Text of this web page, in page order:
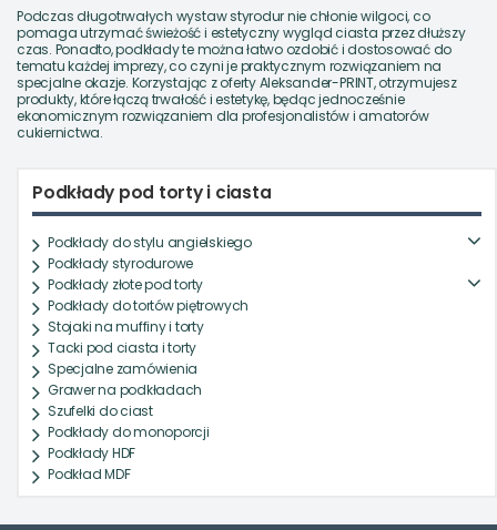
Podczas długotrwałych wystaw styrodur nie chłonie wilgoci, co
pomaga utrzymać świeżość i estetyczny wygląd ciasta przez dłuższy
czas. Ponadto, podkłady te można łatwo ozdobić i dostosować do
tematu każdej imprezy, co czyni je praktycznym rozwiązaniem na
specjalne okazje. Korzystając z oferty Aleksander-PRINT, otrzymujesz
produkty, które łączą trwałość i estetykę, będąc jednocześnie
ekonomicznym rozwiązaniem dla profesjonalistów i amatorów
cukiernictwa.
Podkłady pod torty i ciasta
Podkłady do stylu angielskiego
Podkłady styrodurowe
Podkłady złote pod torty
Podkłady do tortów piętrowych
Stojaki na muffiny i torty
Tacki pod ciasta i torty
Specjalne zamówienia
Grawer na podkładach
Szufelki do ciast
Podkłady do monoporcji
Podkłady HDF
Podkład MDF